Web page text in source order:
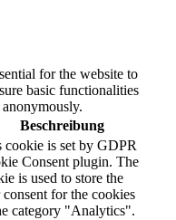
for the website to
basic functionalities
Beschreibung
cookie is set by GDPR
Consent plugin. The
is used to store the
consent for the cookies
category "Analytics".